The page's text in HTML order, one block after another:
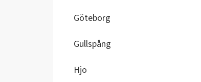
Göteborg
Gullspång
Hjo